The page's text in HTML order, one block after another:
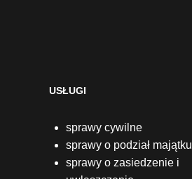
USŁUGI
sprawy cywilne
sprawy o podział majątku
sprawy o zasiedzenie i